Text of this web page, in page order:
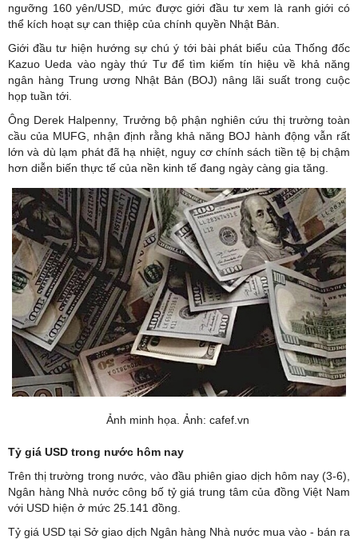
ngưỡng 160 yên/USD, mức được giới đầu tư xem là ranh giới có
thể kích hoạt sự can thiệp của chính quyền Nhật Bản.
Giới đầu tư hiện hướng sự chú ý tới bài phát biểu của Thống đốc
Kazuo Ueda vào ngày thứ Tư để tìm kiếm tín hiệu về khả năng
ngân hàng Trung ương Nhật Bản (BOJ) nâng lãi suất trong cuộc
họp tuần tới.
Ông Derek Halpenny, Trưởng bộ phận nghiên cứu thị trường toàn
cầu của MUFG, nhận định rằng khả năng BOJ hành động vẫn rất
lớn và dù lạm phát đã hạ nhiệt, nguy cơ chính sách tiền tệ bị chậm
hơn diễn biến thực tế của nền kinh tế đang ngày càng gia tăng.
Ảnh minh họa. Ảnh: cafef.vn
Tỷ giá USD trong nước hôm nay
Trên thị trường trong nước, vào đầu phiên giao dịch hôm nay (3-6),
Ngân hàng Nhà nước công bố tỷ giá trung tâm của đồng Việt Nam
với USD hiện ở mức 25.141 đồng.
Tỷ giá USD tại Sở giao dịch Ngân hàng Nhà nước mua vào - bán ra